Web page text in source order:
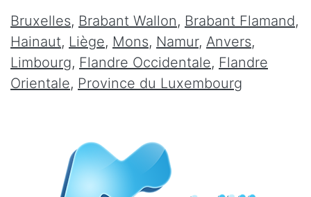
Bruxelles, Brabant Wallon, Brabant Flamand,
Hainaut, Liège, Mons, Namur, Anvers,
Limbourg, Flandre Occidentale, Flandre
Orientale, Province du Luxembourg